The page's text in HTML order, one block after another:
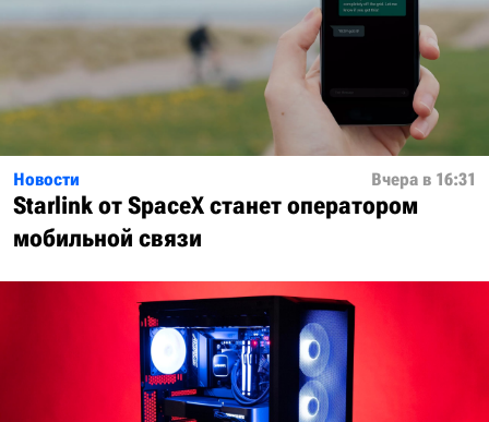
Новости Вчера в 16:31
Starlink от SpaceX станет оператором
мобильной связи